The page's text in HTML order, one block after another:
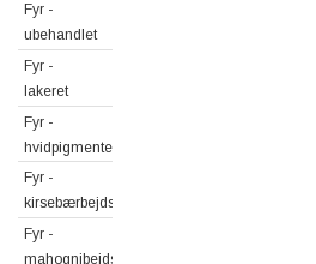
Fyr -
ubehandlet
Fyr -
lakeret
Fyr -
hvidpigmenteret
Fyr -
kirsebærbejdset
Fyr -
mahognibejdset